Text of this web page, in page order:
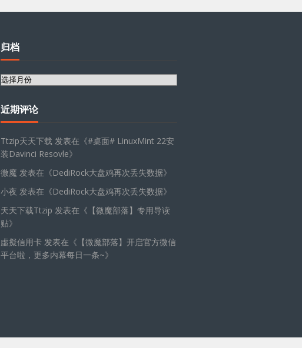
归档
归
近期评论
Ttzip天天下载 发表在《#桌面# LinuxMint 22安
装Davinci Resovle》
微魔 发表在《DediRock大盘鸡再次丢失数据》
小夜 发表在《DediRock大盘鸡再次丢失数据》
天天下载Ttzip 发表在《 【微魔部落】专用导读
贴》
虛擬信用卡 发表在《 【微魔部落】开启官方微信
平台啦，更多内幕每日一条~》